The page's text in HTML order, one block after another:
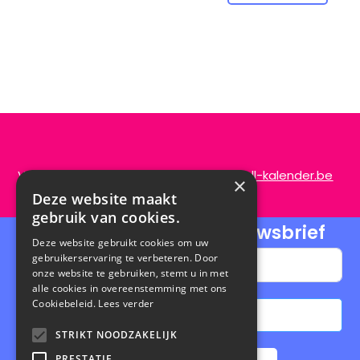
Vragen of opmerkingen?info@de-scroll-kalender.be
Schrijf je in voor onze nieuwsbrief
×
Deze website maakt
gebruik van cookies.
Deze website gebruikt cookies om uw
gebruikerservaring te verbeteren. Door
onze website te gebruiken, stemt u in met
alle cookies in overeenstemming met ons
Cookiebeleid. Lees verder
STRIKT NOODZAKELIJK